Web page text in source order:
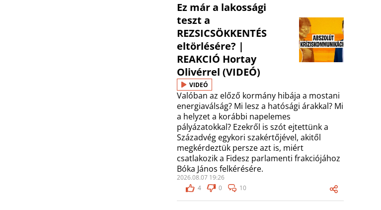
Ez már a lakossági
teszt a
REZSICSÖKKENTÉS
eltörlésére? |
REAKCIÓ Hortay
Olivérrel (VIDEÓ)
VIDEÓ
Valóban az előző kormány hibája a mostani
energiaválság? Mi lesz a hatósági árakkal? Mi
a helyzet a korábbi napelemes
pályázatokkal? Ezekről is szót ejtettünk a
Századvég egykori szakértőjével, akitől
megkérdeztük persze azt is, miért
csatlakozik a Fidesz parlamenti frakciójához
Bóka János felkérésére.
2026.08.07 19:26
4
0 10